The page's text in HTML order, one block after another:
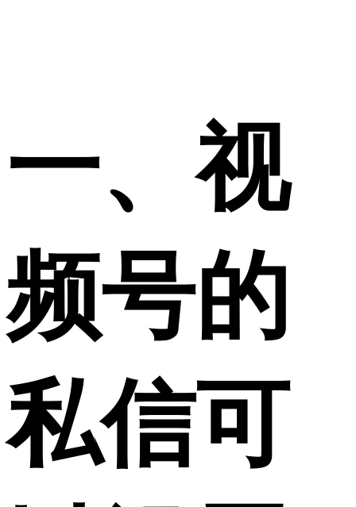
一、视
频号的
私信可